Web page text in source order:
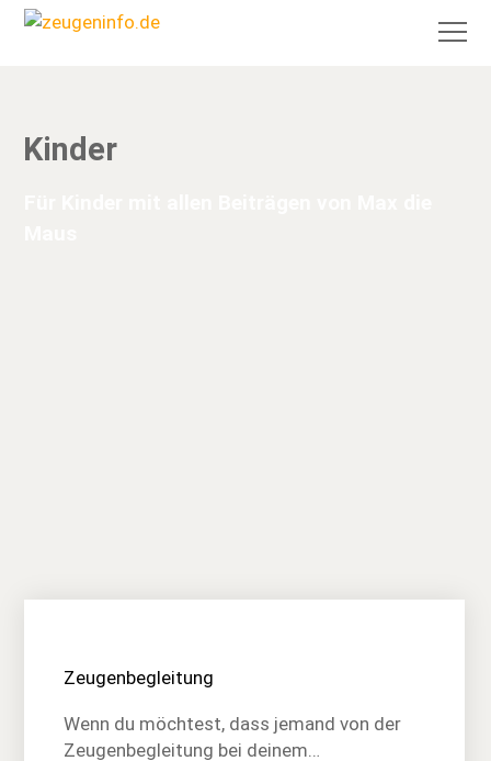
Kinder
Zeugenbegleitung
Wenn du möchtest, dass jemand von der
Zeugenbegleitung bei deinem…